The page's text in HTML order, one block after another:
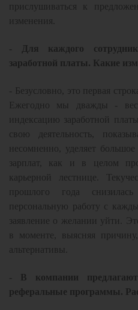
прислушиваться к
изменения.
- Для каждого
заработной платы. Какие
- Безусловно, это первая
Ежегодно мы дважды -
индексацию заработной
свою деятельность,
несомненно, уделяет
зарплат, как и в целом
карьерной лестнице.
прошлого года
персональную работу с
заявление о желании уйти.
в моменте, выясняя
альтернативы.
- В компании
реферальные программы.